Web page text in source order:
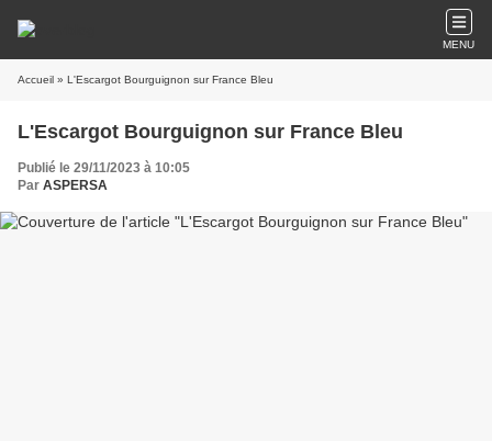
MENU
Accueil » L'Escargot Bourguignon sur France Bleu
L'Escargot Bourguignon sur France Bleu
Publié le 29/11/2023 à 10:05
Par ASPERSA